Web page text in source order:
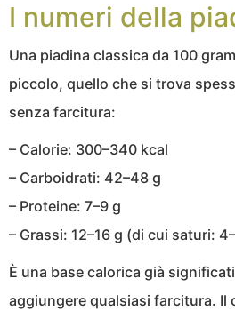
I numeri della
Una piadina classica da 100
piccolo, quello che si trova
senza farcitura:
– Calorie: 300–340 kcal
– Carboidrati: 42–48 g
– Proteine: 7–9 g
– Grassi: 12–16 g (di cui saturi:
È una base calorica già
aggiungere qualsiasi farcitura. Il